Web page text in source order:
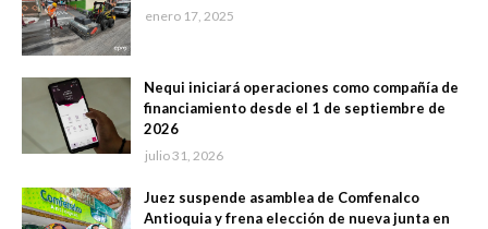
enero 17, 2025
Nequi iniciará operaciones como compañía de
financiamiento desde el 1 de septiembre de
2026
julio 31, 2026
Juez suspende asamblea de Comfenalco
Antioquia y frena elección de nueva junta en